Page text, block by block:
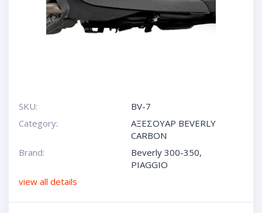
SKU:
BV-7
Category:
ΑΞΕΣΟΥΑΡ BEVERLY
CARBON
Brand:
Beverly 300-350,
PIAGGIO
view all details